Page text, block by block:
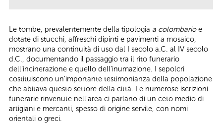
Le tombe, prevalentemente della tipologia a colombarioe
dotate di stucchi, affreschi dipinti e pavimenti a mosaico,
mostrano una continuità di uso dal I secolo a.C. al IV secolo
d.C., documentando il passaggio tra il rito funerario
dell’incinerazione e quello dell’inumazione. I sepolcri
costituiscono un’importante testimonianza della popolazione
che abitava questo settore della città. Le numerose iscrizioni
funerarie rinvenute nell’area ci parlano di un ceto medio di
artigiani e mercanti, spesso di origine servile, con nomi
orientali o greci.